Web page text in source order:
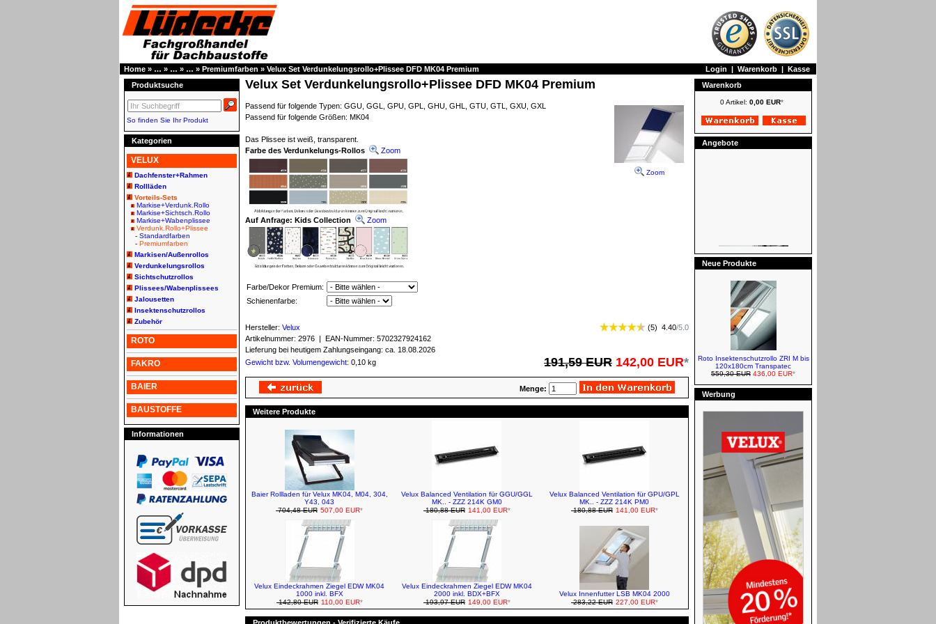
Home » … » … » … » Premiumfarben » Velux Set Verdunkelungsrollo+Plissee DFD MK04 Premium Login | Warenkorb | Kasse
Produktsuche
So finden Sie Ihr Produkt
Kategorien
VELUX
Dachfenster+Rahmen
Rollläden
Vorteils-Sets
Markise+Verdunk.Rollo
Markise+Sichtsch.Rollo
Markise+Wabenplissee
Verdunk.Rollo+Plissee
- Standardfarben
- Premiumfarben
Markisen/Außenrollos
Verdunkelungsrollos
Sichtschutzrollos
Plissees/Wabenplissees
Jalousetten
Insektenschutzrollos
Zubehör
ROTO
FAKRO
BAIER
BAUSTOFFE
Informationen
Velux Set Verdunkelungsrollo+Plissee DFD MK04 Premium
Zoom
Passend für folgende Typen: GGU, GGL, GPU, GPL, GHU, GHL, GTU, GTL, GXU, GXL
Passend für folgende Größen: MK04
Das Plissee ist weiß, transparent.
Farbe des Verdunkelungs-Rollos
Zoom
Auf Anfrage: Kids Collection Zoom
Farbe/Dekor Premium:
Schienenfarbe:
Hersteller: Velux (5) 4.40/5.0
Artikelnummer: 2976 | EAN-Nummer: 5702327924162
Lieferung bei heutigem Zahlungseingang: ca. 18.08.2026
Gewicht bzw. Volumengewicht: 0,10 kg 191,59 EUR 142,00 EUR*
Menge:
Weitere Produkte
Baier Rollladen für Velux MK04, M04, 304,
Y43, 043
704,48 EUR 507,00 EUR*
Velux Balanced Ventilation für GGU/GGL
MK.. - ZZZ 214K GM0
180,88 EUR 141,00 EUR*
Velux Balanced Ventilation für GPU/GPL
MK.. - ZZZ 214K PM0
180,88 EUR 141,00 EUR*
Velux Eindeckrahmen Ziegel EDW MK04
1000 inkl. BFX
142,80 EUR 110,00 EUR*
Velux Eindeckrahmen Ziegel EDW MK04
2000 inkl. BDX+BFX
193,97 EUR 149,00 EUR*
Velux Innenfutter LSB MK04 2000
283,22 EUR 227,00 EUR*
Warenkorb
0 Artikel: 0,00 EUR*
Angebote
Roto Eindeckrahmen EDR für
Dachfenster R8/R3
VELUX Markisen/Außenrollos
Restposten
FAKRO Klapp-Schwingfenster
Roto Markisen/Außenrollos -
Manuell
Neue Produkte
Roto Insektenschutzrollo ZRI M bis
120x180cm Transpatec
559,30 EUR 436,00 EUR*
Werbung